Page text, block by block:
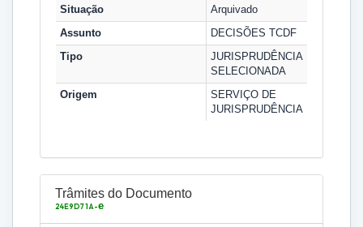
Situação
Arquivado
Assunto
DECISÕES TCDF
Tipo
JURISPRUDÊNCIA
SELECIONADA
Origem
SERVIÇO DE
JURISPRUDÊNCIA
Trâmites do Documento
24E9D71A-e